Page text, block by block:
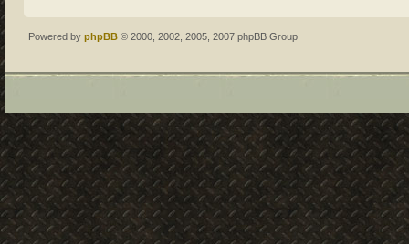
Powered by phpBB © 2000, 2002, 2005, 2007 phpBB Group